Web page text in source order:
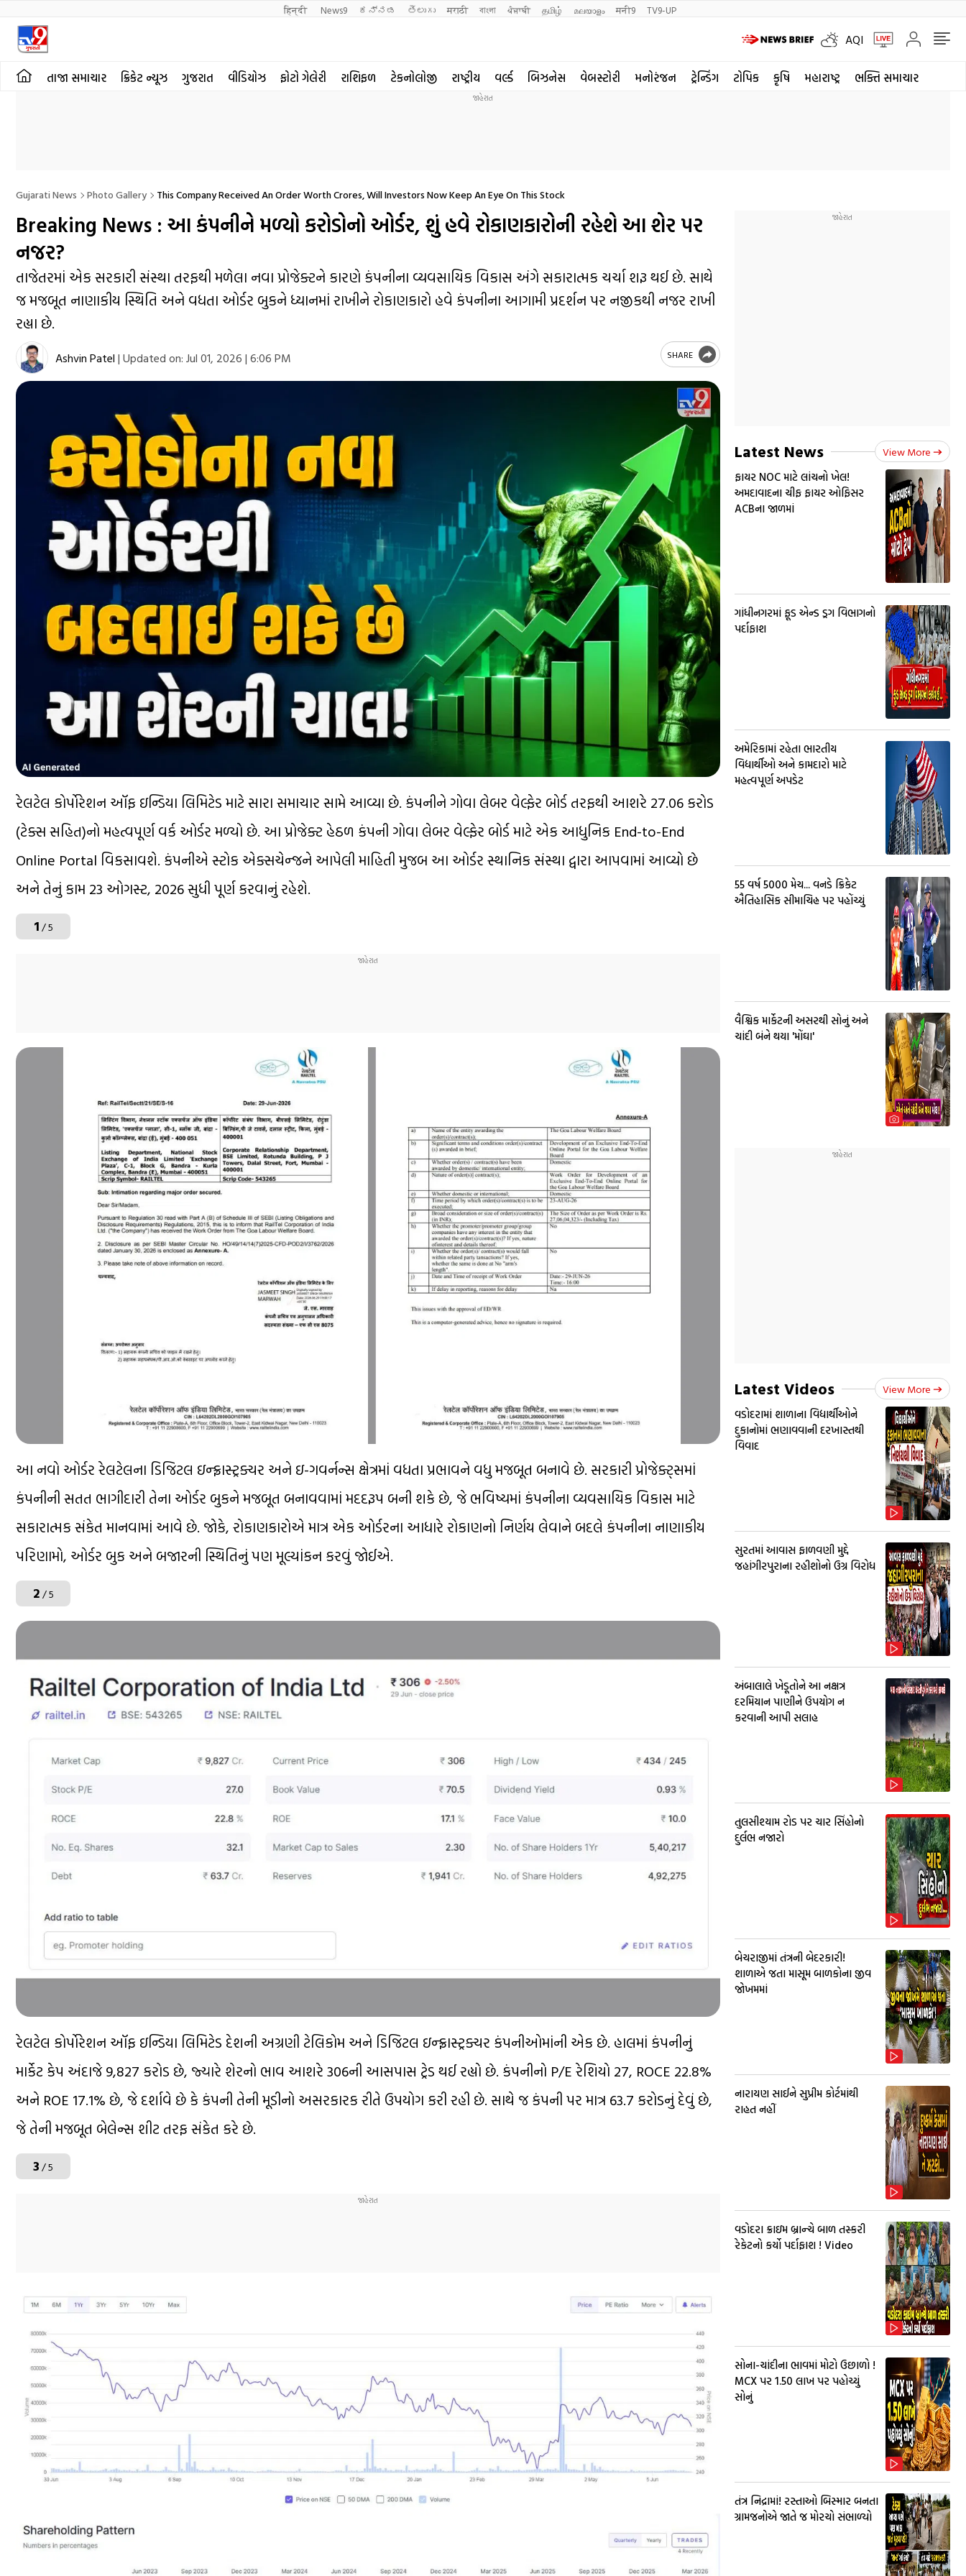
हिन्दी News9 ಕನ್ನಡ తెలుగు मराठी বাংলা ਪੰਜਾਬੀ தமிழ் മലയാളം मनी9 TV9-UP
AQI
તાજા સમાચાર ક્રિકેટ ન્યૂઝ ગુજરાત વીડિયોઝ ફોટો ગેલેરી રાશિફળ ટેકનોલોજી રાષ્ટ્રીય વર્લ્ડ બિઝનેસ વેબસ્ટોરી મનોરંજન ટ્રેન્ડિંગ ટોપિક કૃષિ મહારાષ્ટ્ર ભક્તિ સમાચાર
Gujarati News Photo Gallery This Company Received An Order Worth Crores, Will Investors Now Keep An Eye On This Stock
Breaking News : આ કંપનીને મળ્યો કરોડોનો ઓર્ડર, શું હવે રોકાણકારોની રહેશે આ શેર પર
નજર?
તાજેતરમાં એક સરકારી સંસ્થા તરફથી મળેલા નવા પ્રોજેક્ટને કારણે કંપનીના વ્યવસાયિક વિકાસ અંગે સકારાત્મક ચર્ચા શરૂ થઈ છે. સાથે
જ મજબૂત નાણાકીય સ્થિતિ અને વધતા ઓર્ડર બુકને ધ્યાનમાં રાખીને રોકાણકારો હવે કંપનીના આગામી પ્રદર્શન પર નજીકથી નજર રાખી
રહ્યા છે.
Ashvin Patel | Updated on: Jul 01, 2026 | 6:06 PM SHARE
રેલટેલ કોર્પોરેશન ઑફ ઇન્ડિયા લિમિટેડ માટે સારા સમાચાર સામે આવ્યા છે. કંપનીને ગોવા લેબર વેલ્ફેર બોર્ડ તરફથી આશરે ₹27.06 કરોડ
(ટેક્સ સહિત)નો મહત્વપૂર્ણ વર્ક ઓર્ડર મળ્યો છે. આ પ્રોજેક્ટ હેઠળ કંપની ગોવા લેબર વેલ્ફેર બોર્ડ માટે એક આધુનિક End-to-End
Online Portal વિકસાવશે. કંપનીએ સ્ટોક એક્સચેન્જને આપેલી માહિતી મુજબ આ ઓર્ડર સ્થાનિક સંસ્થા દ્વારા આપવામાં આવ્યો છે
અને તેનું કામ 23 ઓગસ્ટ, 2026 સુધી પૂર્ણ કરવાનું રહેશે.
1/ 5
આ નવો ઓર્ડર રેલટેલના ડિજિટલ ઇન્ફ્રાસ્ટ્રક્ચર અને ઇ-ગવર્નન્સ ક્ષેત્રમાં વધતા પ્રભાવને વધુ મજબૂત બનાવે છે. સરકારી પ્રોજેક્ટ્સમાં
કંપનીની સતત ભાગીદારી તેના ઓર્ડર બુકને મજબૂત બનાવવામાં મદદરૂપ બની શકે છે, જે ભવિષ્યમાં કંપનીના વ્યવસાયિક વિકાસ માટે
સકારાત્મક સંકેત માનવામાં આવે છે. જોકે, રોકાણકારોએ માત્ર એક ઓર્ડરના આધારે રોકાણનો નિર્ણય લેવાને બદલે કંપનીના નાણાકીય
પરિણામો, ઓર્ડર બુક અને બજારની સ્થિતિનું પણ મૂલ્યાંકન કરવું જોઈએ.
2/ 5
રેલટેલ કોર્પોરેશન ઑફ ઇન્ડિયા લિમિટેડ દેશની અગ્રણી ટેલિકોમ અને ડિજિટલ ઇન્ફ્રાસ્ટ્રક્ચર કંપનીઓમાંની એક છે. હાલમાં કંપનીનું
માર્કેટ કેપ અંદાજે ₹9,827 કરોડ છે, જ્યારે શેરનો ભાવ આશરે ₹306ની આસપાસ ટ્રેડ થઈ રહ્યો છે. કંપનીનો P/E રેશિયો 27, ROCE 22.8%
અને ROE 17.1% છે, જે દર્શાવે છે કે કંપની તેની મૂડીનો અસરકારક રીતે ઉપયોગ કરી રહી છે. સાથે જ કંપની પર માત્ર ₹63.7 કરોડનું દેવું છે,
જે તેની મજબૂત બેલેન્સ શીટ તરફ સંકેત કરે છે.
3/ 5
Latest News View More
ફાયર NOC માટે લાંચનો ખેલ!
અમદાવાદના ચીફ ફાયર ઓફિસર
ACBના જાળમાં
ગાંધીનગરમાં ફૂડ એન્ડ ડ્રગ વિભાગનો
પર્દાફાશ
અમેરિકામાં રહેતા ભારતીય
વિદ્યાર્થીઓ અને કામદારો માટે
મહત્વપૂર્ણ અપડેટ
55 વર્ષ 5000 મેચ... વનડે ક્રિકેટ
ઐતિહાસિક સીમાચિહ્ન પર પહોંચ્યું
વૈશ્વિક માર્કેટની અસરથી સોનું અને
ચાંદી બંને થયા 'મોંઘા'
Latest Videos View More
વડોદરામાં શાળાના વિદ્યાર્થીઓને
દુકાનોમાં ભણાવવાની દરખાસ્તથી
વિવાદ
સુરતમાં આવાસ ફાળવણી મુદ્દે
જહાંગીરપુરાના રહીશોનો ઉગ્ર વિરોધ
અંબાલાલે ખેડૂતોને આ નક્ષત્ર
દરમિયાન પાણીને ઉપયોગ ન
કરવાની આપી સલાહ
તુલસીશ્યામ રોડ પર ચાર સિંહોનો
દુર્લભ નજારો
બેચરાજીમાં તંત્રની બેદરકારી!
શાળાએ જતા માસૂમ બાળકોના જીવ
જોખમમાં
નારાયણ સાઈને સુપ્રીમ કોર્ટમાંથી
રાહત નહીં
વડોદરા ક્રાઇમ બ્રાન્ચે બાળ તસ્કરી
રેકેટનો કર્યો પર્દાફાશ ! Video
સોના-ચાંદીના ભાવમાં મોટો ઉછાળો !
MCX પર ₹1.50 લાખ પર પહોચ્યું
સોનું
તંત્ર નિદ્રામાં! રસ્તાઓ બિસ્માર બનતા
ગ્રામજનોએ જાતે જ મોરચો સંભાળ્યો